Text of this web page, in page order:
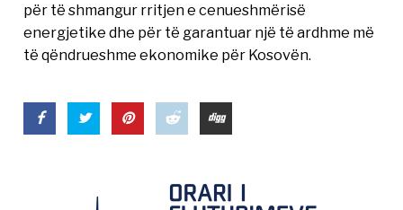
për të shmangur rritjen e cenueshmërisë
energjetike dhe për të garantuar një të ardhme më
të qëndrueshme ekonomike për Kosovën.